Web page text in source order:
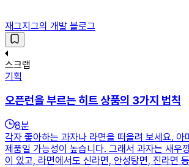
재그지그의 개발 블로그
스크랩
기획
오픈런을 부르는 히트 상품의 3가지 법칙
8분
각자 좋아하는 과자나 라면을 떠올려 보세요. 아
제품일 가능성이 높습니다. 그래서 과자는 새우
이 있고, 라면에서도 신라면, 안성탕면, 진라면